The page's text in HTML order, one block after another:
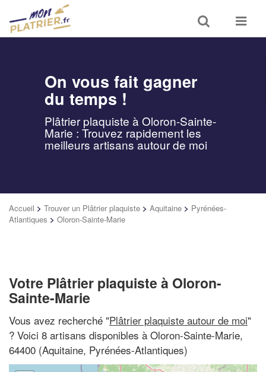
Toggle
search
Toggle
On vous fait gagner
du temps !
Plâtrier plaquiste à Oloron-Sainte-
Marie : Trouvez rapidement les
meilleurs artisans autour de moi
Accueil > Trouver un Plâtrier plaquiste > Aquitaine > Pyrénées-
Atlantiques > Oloron-Sainte-Marie
Votre Plâtrier plaquiste à Oloron-
Sainte-Marie
Vous avez recherché "Plâtrier plaquiste autour de moi"
? Voici 8 artisans disponibles à Oloron-Sainte-Marie,
64400 (Aquitaine, Pyrénées-Atlantiques)